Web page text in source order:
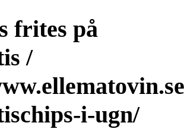
frites på
/
i-ugn/